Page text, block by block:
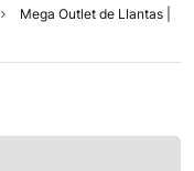
Mega Outlet de Llantas |